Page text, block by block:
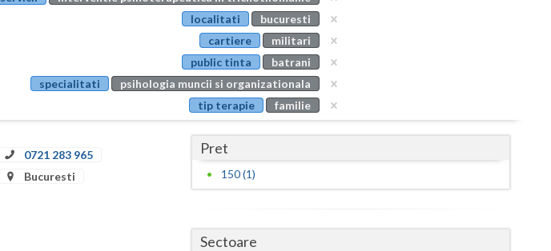
Buzau
Calarasi
Caras-Severin
Cluj
Constanta
localitati
bucuresti
cartiere
militari
public tinta
batrani
specialitati
psihologia muncii si organizationala
tip terapie
familie
0721 283 965
Bucuresti
Pret
150 (1)
Sectoare